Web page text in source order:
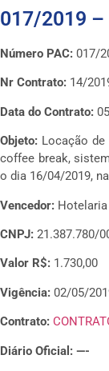
017/2019
Número PAC: 017/
Nr Contrato: 14/
Data do Contrato:
Objeto: Locação
coffee break,
o dia 16/04/2019,
Vencedor:
CNPJ: 21.387.780/
Valor R$: 1.730,00
Vigência: 02/05/
Contrato:
Diário Oficial: —-